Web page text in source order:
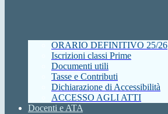
ORARIO DEFINITIVO 25/26
Iscrizioni classi Prime
Documenti utili
Tasse e Contributi
Dichiarazione di Accessibilità
ACCESSO AGLI ATTI
Docenti e ATA